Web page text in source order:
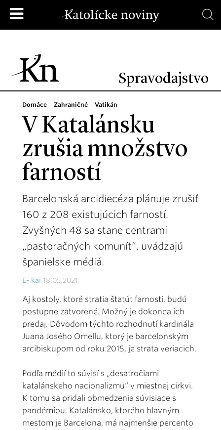
Spravodajstvo
Domáce Zahraničné Vatikán
V Katalánsku
zrušia množstvo
farností
Barcelonská arcidiecéza plánuje zrušiť
160 z 208 existujúcich farností.
Zvyšných 48 sa stane centrami
„pastoračných komunít“, uvádzajú
španielske médiá.
E- kai 18.05.2021
Aj kostoly, ktoré stratia štatút farnosti, budú
postupne zatvorené. Možný je dokonca ich
predaj. Dôvodom týchto rozhodnutí kardinála
Juana Josého Omellu, ktorý je barcelonským
arcibiskupom od roku 2015, je strata veriacich.
Podľa médií to súvisí s „desaťročiami
katalánskeho nacionalizmu“ v miestnej cirkvi.
K tomu sa pridali obmedzenia súvisiace s
pandémiou. Katalánsko, ktorého hlavným
mestom je Barcelona, má najmenšie percento